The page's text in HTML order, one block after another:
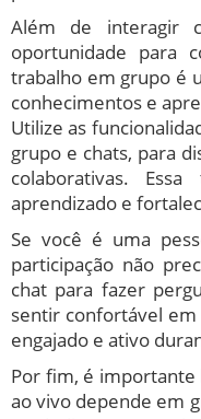
Além de interagir
oportunidade para
trabalho em grupo é
conhecimentos e
Utilize as
grupo e chats, para
colaborativas.
aprendizado e
Se você é uma
participação não
chat para fazer
sentir confortável
engajado e ativo
Por fim, é importante
ao vivo depende em